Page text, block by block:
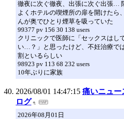
徹夜に次ぐ徹夜、出張に次ぐ出張…
よくホテルの喫煙所の扉を開けたら
んが奥でひとり煙草を吸っていた
99377 pv 156 30 138 users
クリニックで医師に「セックスはし
い…？」と思ったけど、不妊治療で
割といるらしい
98923 pv 113 68 232 users
10年ぶりに家族
2026/08/01 14:47:15 痛いニュー
ログ
2026年08月01日